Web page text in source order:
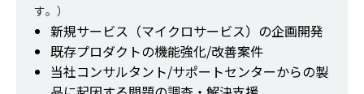
す。）
新規サービス（マイクロサービス）の企画開発
既存プロダクトの機能強化/改善案件
当社コンサルタント/サポートセンターからの製